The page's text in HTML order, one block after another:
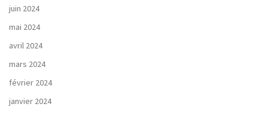
juin 2024
mai 2024
avril 2024
mars 2024
février 2024
janvier 2024